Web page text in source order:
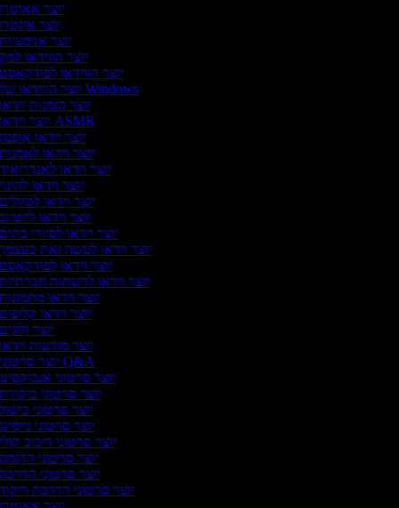
יוצר
יוצר
יוצר
יוצר הווידאו
יוצר הווידאו
יוצר הווידאו של Windows
יוצר הזמנות
יוצר וידאו ASMR
יוצר וידאו
יוצר וידאו
יוצר וידאו
יוצר וידאו
יוצר וידאו
יוצר וידאו
יוצר וידאו לסיורי
יוצר וידאו לעשה זאת
יוצר וידאו
יוצר וידאו לרשתות
יוצר וידאו
יוצר וידאו
יוצר
יוצר מודעות
יוצר סרטוני Q&A
יוצר סרטוני
יוצר סרטוני
יוצר סרטוני
יוצר סרטוני
יוצר סרטוני דיבוב
יוצר סרטוני
יוצר סרטוני
יוצר סרטוני הדרכת